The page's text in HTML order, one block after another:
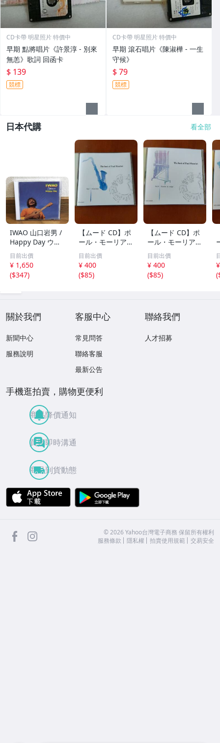
CD卡帶 明星照片 特價中
早期 點將唱片《許景淳 - 別來
無恙》歌詞 回函卡
$ 139
競標
CD卡帶 明星照片 特價中
早期 滾石唱片《陳淑樺 - 一生
守候》
$ 79
競標
日本代購 看全部
IWAO 山口岩男 /
Happy Day ウク
レレ・アルバム
傑作 廃盤CD 稀少
品 帯付 ケツメイ
シ / Ryoji / 馬場
目前出價
¥ 1,650
($347)
【ムード CD】ポ
ール・モーリア /
世界のロック・ポ
ップス・ヒット集
レット・イット・
ビー、ヘイ・ジュ
目前出價
¥ 400
($85)
【ムード CD】ポ
ール・モーリア /
フレンチ・ポップ
ス集 雪が降る、
シバの女王、愛の
休日、あなたのと
目前出價
¥ 400
($85)
(
關於我們
新聞中心
服務說明
客服中心
常見問答
聯絡客服
最新公告
聯絡我們
人才招募
手機逛拍賣，購物更便利
商品降價通知
買賣即時溝通
商品到貨動態
APP Store
facebook ©2026 Yahoo台灣電子商務 保留所有權利
服務條款
隱私權 拍賣使用規範 交易安全